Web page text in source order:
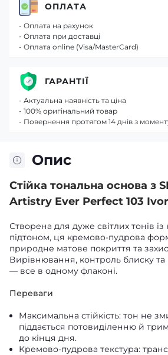
Опис
Стійка тональна основа з
Artistry Ever Perfect 103
Створена для дуже світлих тонів
підтоном, ця кремово-пудрова
природне матове покриття та
Вирівнювання, контроль блиску
— все в одному флаконі.
Переваги
Максимальна стійкість: тон не
піддається потовиділенню й
до кінця дня.
Кремово-пудрова текстура:
ОПЛАТА
- Оплата на рахунок
- Оплата при доставці
- Оплата online (Visa/MasterCard)
ГАРАНТІЇ
- Актуальна наявність та ціна
- 100% оригінальний товар
- Повернення протягом 14 днів з